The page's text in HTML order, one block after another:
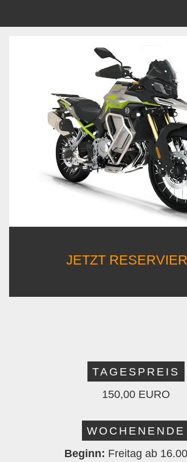
JETZT
TAGESPREIS
150,00 EURO
WOCHENENDE
Beginn: Freitag ab